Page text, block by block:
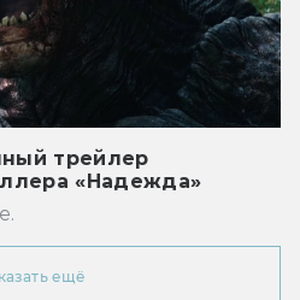
трейлер
«Надежда»
ещё